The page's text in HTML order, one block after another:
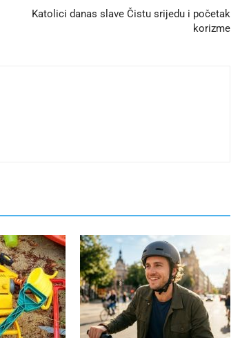
Katolici danas slave Čistu srijedu i početak
korizme